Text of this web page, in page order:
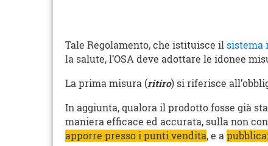
Tale Regolamento, che istituisce il sistema
la salute, l’OSA deve adottare le idonee
La prima misura (ritiro) si riferisce
In aggiunta, qualora il prodotto fosse già
maniera efficace ed accurata, sulla non
apporre presso i punti vendita, e a